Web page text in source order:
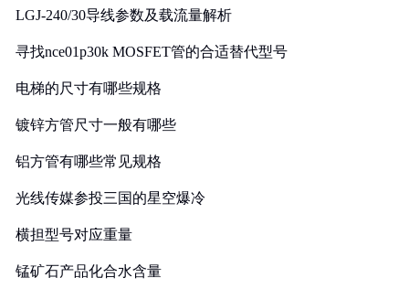
LGJ-240/30导线参数及载流量解析
寻找nce01p30k MOSFET管的合适替代型号
电梯的尺寸有哪些规格
镀锌方管尺寸一般有哪些
铝方管有哪些常见规格
光线传媒参投三国的星空爆冷
横担型号对应重量
锰矿石产品化合水含量